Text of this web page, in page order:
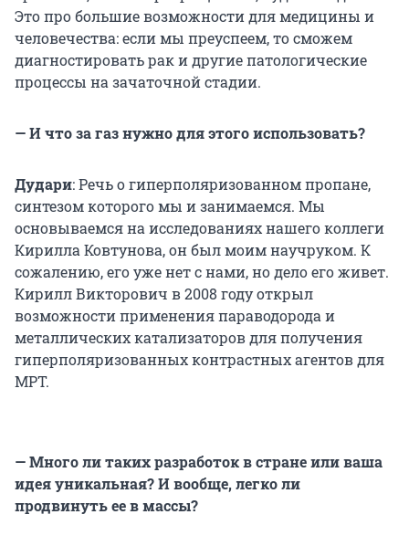
Это про большие возможности для медицины и
человечества: если мы преуспеем, то сможем
диагностировать рак и другие патологические
процессы на зачаточной стадии.
— И что за газ нужно для этого использовать?
Дудари: Речь о гиперполяризованном пропане,
синтезом которого мы и занимаемся. Мы
основываемся на исследованиях нашего коллеги
Кирилла Ковтунова, он был моим научруком. К
сожалению, его уже нет с нами, но дело его живет.
Кирилл Викторович в 2008 году открыл
возможности применения параводорода и
металлических катализаторов для получения
гиперполяризованных контрастных агентов для
МРТ.
— Много ли таких разработок в стране или ваша
идея уникальная? И вообще, легко ли
продвинуть ее в массы?